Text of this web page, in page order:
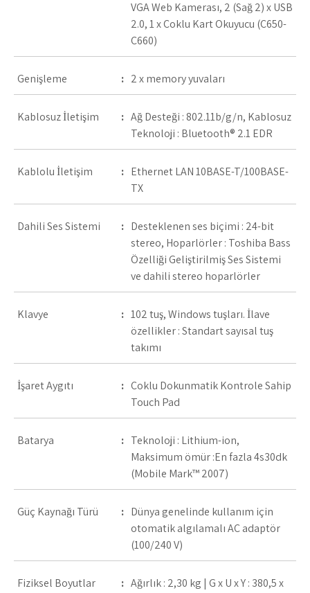
VGA Web Kamerası, 2 (Sağ 2) x USB
2.0, 1 x Çoklu Kart Okuyucu (C650-
C660)
Genişleme : 2 x memory yuvaları
Kablosuz İletişim : Ağ Desteği : 802.11b/g/n, Kablosuz
Teknoloji : Bluetooth® 2.1 EDR
Kablolu İletişim : Ethernet LAN 10BASE-T/100BASE-
TX
Dahili Ses Sistemi : Desteklenen ses biçimi : 24-bit
stereo, Hoparlörler : Toshiba Bass
Özelliği Geliştirilmiş Ses Sistemi
ve dahili stereo hoparlörler
Klavye : 102 tuş, Windows tuşları. İlave
özellikler : Standart sayısal tuş
takımı
İşaret Aygıtı : Çoklu Dokunmatik Kontrole Sahip
Touch Pad
Batarya : Teknoloji : Lithium-ion,
Maksimum ömür :En fazla 4s30dk
(Mobile Mark™ 2007)
Güç Kaynağı Türü : Dünya genelinde kullanım için
otomatik algılamalı AC adaptör
(100/240 V)
Fiziksel Boyutlar : Ağırlık : 2,30 kg | G x U x Y : 380,5 x